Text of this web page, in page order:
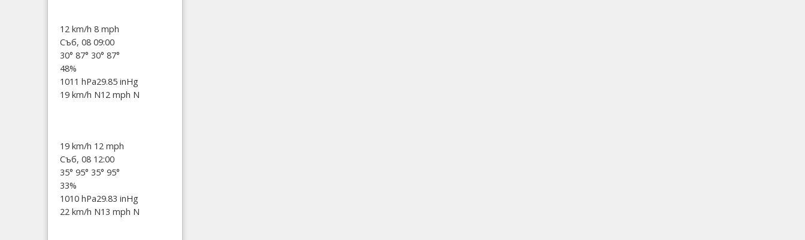
12 km/h 8 mph
Съб, 08 09:00
30° 87° 30° 87°
48%
1011 hPa29.85 inHg
19 km/h N12 mph N
19 km/h 12 mph
Съб, 08 12:00
35° 95° 35° 95°
33%
1010 hPa29.83 inHg
22 km/h N13 mph N